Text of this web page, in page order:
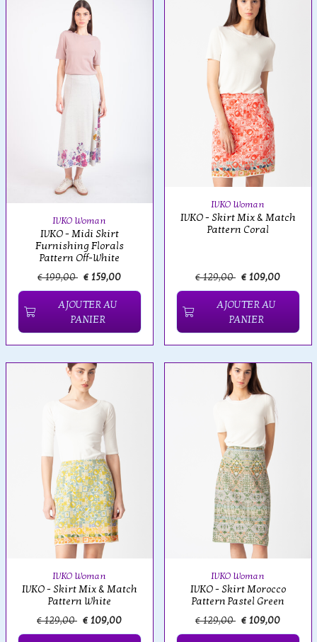
IVKO Woman
IVKO - Midi Skirt
Furnishing Florals
Pattern Off-White
€ 199,00 € 159,00
AJOUTER AU
PANIER
IVKO Woman
IVKO - Skirt Mix & Match
Pattern Coral
€ 129,00 € 109,00
AJOUTER AU
PANIER
IVKO Woman
IVKO - Skirt Mix & Match
Pattern White
€ 129,00 € 109,00
IVKO Woman
IVKO - Skirt Morocco
Pattern Pastel Green
€ 129,00 € 109,00